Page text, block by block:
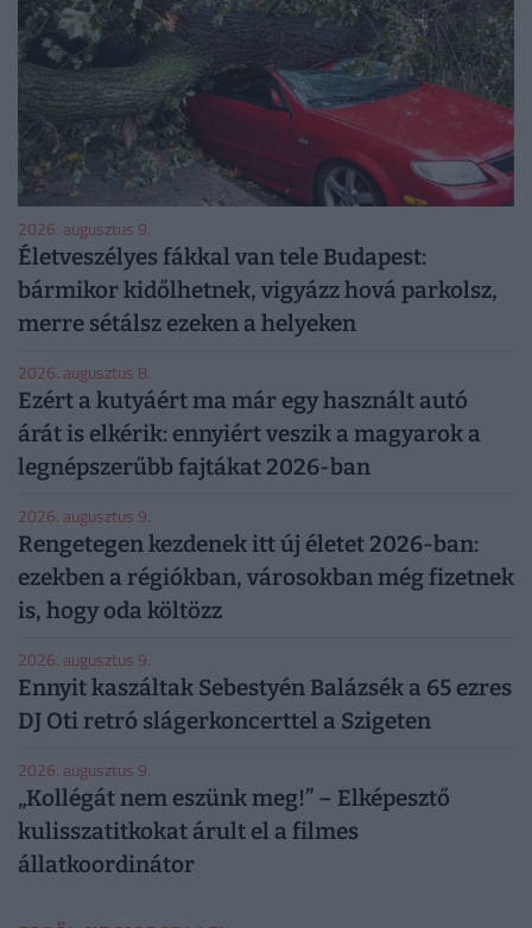
2026. augusztus 9.
Életveszélyes fákkal van tele Budapest:
bármikor kidőlhetnek, vigyázz hová parkolsz,
merre sétálsz ezeken a helyeken
2026. augusztus 8.
Ezért a kutyáért ma már egy használt autó
árát is elkérik: ennyiért veszik a magyarok a
legnépszerűbb fajtákat 2026-ban
2026. augusztus 9.
Rengetegen kezdenek itt új életet 2026-ban:
ezekben a régiókban, városokban még fizetnek
is, hogy oda költözz
2026. augusztus 9.
Ennyit kaszáltak Sebestyén Balázsék a 65 ezres
DJ Oti retró slágerkoncerttel a Szigeten
2026. augusztus 9.
„Kollégát nem eszünk meg!” – Elképesztő
kulisszatitkokat árult el a filmes
állatkoordinátor